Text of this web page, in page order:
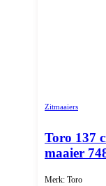
Zitmaaiers
Toro 137
maaier
Merk: Toro